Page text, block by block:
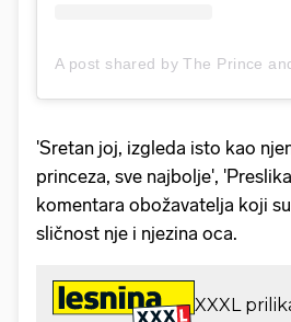
'Sretan joj, izgleda isto kao
princeza, sve najbolje',
komentara obožavatelja koji
sličnost nje i njezina oca.